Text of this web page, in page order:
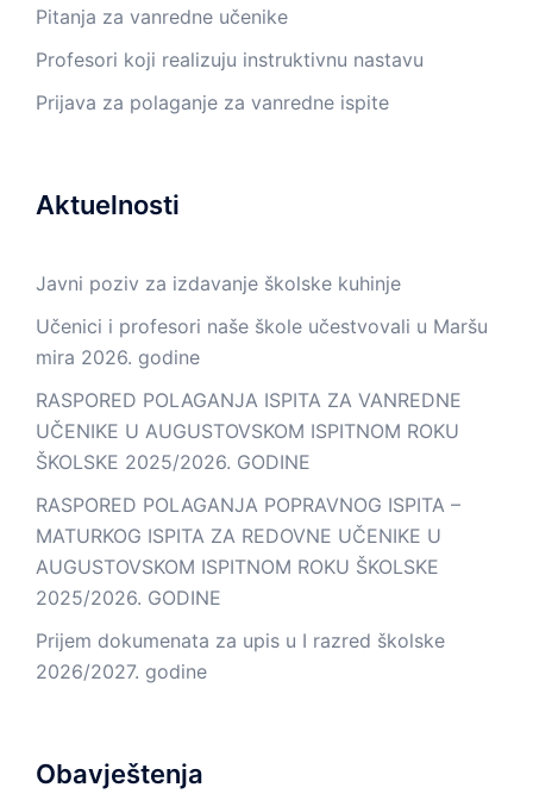
Pitanja za vanredne učenike
Profesori koji realizuju instruktivnu nastavu
Prijava za polaganje za vanredne ispite
Aktuelnosti
Javni poziv za izdavanje školske kuhinje
Učenici i profesori naše škole učestvovali u Maršu
mira 2026. godine
RASPORED POLAGANJA ISPITA ZA VANREDNE
UČENIKE U AUGUSTOVSKOM ISPITNOM ROKU
ŠKOLSKE 2025/2026. GODINE
RASPORED POLAGANJA POPRAVNOG ISPITA –
MATURKOG ISPITA ZA REDOVNE UČENIKE U
AUGUSTOVSKOM ISPITNOM ROKU ŠKOLSKE
2025/2026. GODINE
Prijem dokumenata za upis u I razred školske
2026/2027. godine
Obavještenja